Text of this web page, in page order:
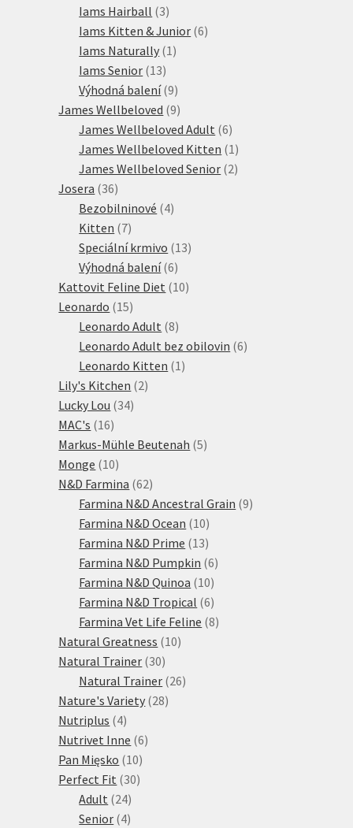
produktů
Iams Hairball 33
produkty
Iams Kitten & Junior 66
Iams Naturally 1 1
Iams Senior 1313
produktů
Výhodná balení 99
produktů
James Wellbeloved 99
produktů
James Wellbeloved Adult 66
produktů
James Wellbeloved Kitten 1 1
produkt
James Wellbeloved Senior 22
Josera 3636
produktů
Bezobilninové 44
Kitten 77
produktů
Speciální krmivo 1313
Výhodná balení 66
produktů
Kattovit Feline Diet 1010
Leonardo 1515
produktů
Leonardo Adult 88
produktů
Leonardo Adult bez obilovin 66
Leonardo Kitten 1 1
Lily's Kitchen 22
Lucky Lou 3434
MAC's 1616
produktů
Markus-Mühle Beutenah 55
Monge 1010
produktů
N&D Farmina 6262
produktů
Farmina N&D Ancestral Grain 99
Farmina N&D Ocean 1010
produktů
Farmina N&D Prime 1313
produktů
Farmina N&D Pumpkin 66
Farmina N&D Quinoa 1010
produktů
Farmina N&D Tropical 66
produktů
Farmina Vet Life Feline 88
Natural Greatness 1010
Natural Trainer 3030
produktů
Natural Trainer 2626
Nature's Variety 2828
Nutriplus 44
produkty
Nutrivet Inne 66
Pan Mięsko 1010
produktů
Perfect Fit 3030
Adult 2424
produktů
Senior 44